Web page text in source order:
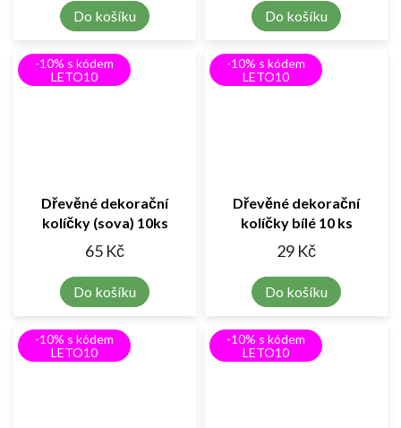
Do košíku Do košíku
-10% s kódem
LETO10
Dřevěné dekorační
kolíčky (sova) 10ks
65 Kč
Do košíku
-10% s kódem
LETO10
Dřevěné dekorační
kolíčky bílé 10 ks
29 Kč
Do košíku
-10% s kódem
LETO10
-10% s kódem
LETO10